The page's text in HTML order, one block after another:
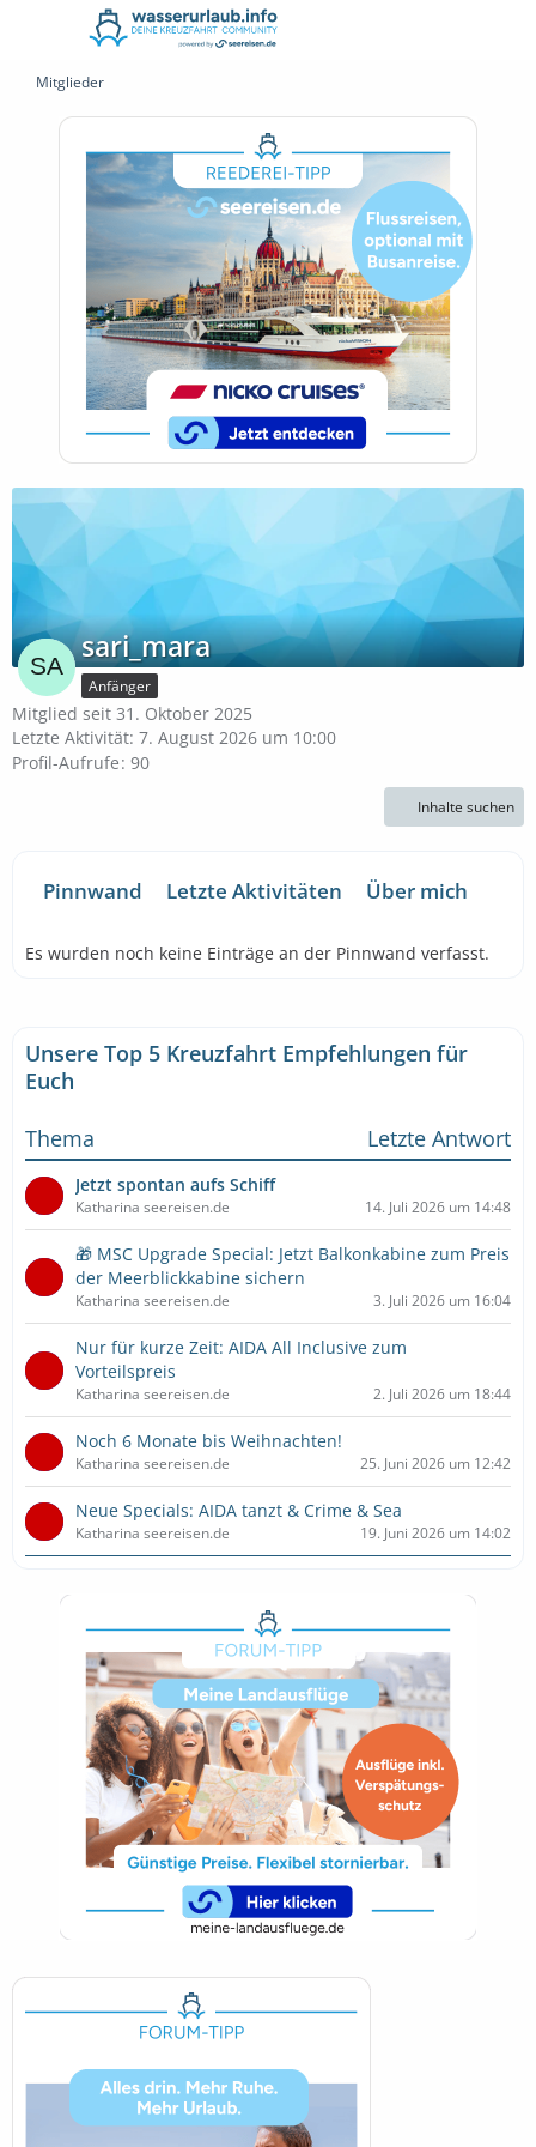
Mitglieder
sari_mara
Anfänger
Mitglied seit 31. Oktober 2025
Letzte Aktivität: 7. August 2026 um 10:00
Profil-Aufrufe 90
Inhalte suchen
Pinnwand Letzte Aktivitäten Über mich
Es wurden noch keine Einträge an der Pinnwand verfasst.
Unsere Top 5 Kreuzfahrt Empfehlungen für
Euch
Thema
Letzte Antwort
Jetzt spontan aufs Schiff
Katharina seereisen.de 14. Juli 2026 um 14:48
🎁 MSC Upgrade Special: Jetzt Balkonkabine zum Preis
der Meerblickkabine sichern
Katharina seereisen.de 3. Juli 2026 um 16:04
Nur für kurze Zeit: AIDA All Inclusive zum
Vorteilspreis
Katharina seereisen.de 2. Juli 2026 um 18:44
Noch 6 Monate bis Weihnachten!
Katharina seereisen.de 25. Juni 2026 um 12:42
Neue Specials: AIDA tanzt & Crime & Sea
Katharina seereisen.de 19. Juni 2026 um 14:02